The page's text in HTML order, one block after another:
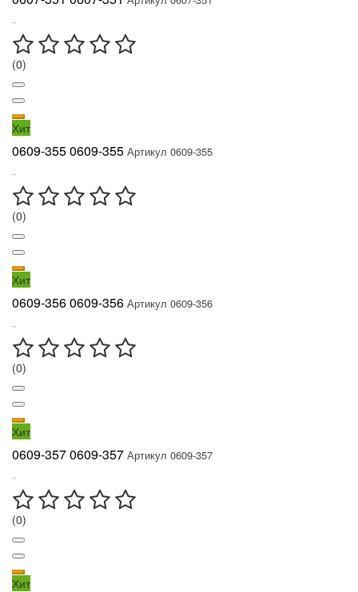
(0)
Хит
0609-355 0609-355 Артикул 0609-355
(0)
Хит
0609-356 0609-356 Артикул 0609-356
(0)
Хит
0609-357 0609-357 Артикул 0609-357
(0)
Хит